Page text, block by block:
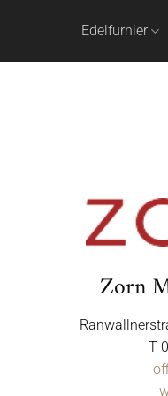
Edelfurnier
Zorn
T